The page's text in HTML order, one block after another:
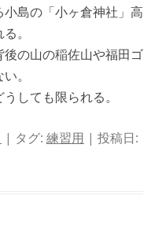
島の「小ヶ倉神社」高
。
の山の稲佐山や福田ゴ
。
しても限られる。
| タグ: 練習用 | 投稿日: